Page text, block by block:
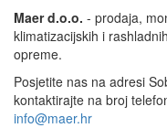
Maer d.o.o. - prodaja,
klimatizacijskih i
opreme.
Posjetite nas na adresi
kontaktirajte na broj
info@maer.hr